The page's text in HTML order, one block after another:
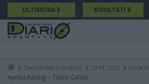
Salta
al
contenuto
principale
ULTIMORA RISULTATI
Breadcrumb
Classifiche e risultati 2019 2020 Serie D
Aprilia Racing - Turris Calcio